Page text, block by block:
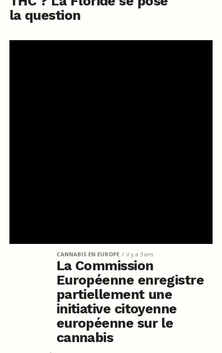
la question
CANNABIS EN EUROPE il y a 3 ans
La Commission
Européenne enregistre
partiellement une
initiative citoyenne
européenne sur le
cannabis